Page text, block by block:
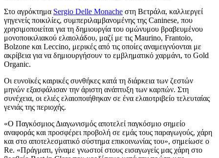
Στο αγρόκτημα Sergio Delle Monache στη Βετράλα, καλλιεργεί
γηγενείς ποικιλίες, συμπεριλαμβανομένης της Caninese, που
χρησιμοποιείται για τη δημιουργία του ομώνυμου βραβευμένου
μονοποικιλιακού ελαιολάδου, μαζί με τις Maurino, Frantoio,
Bolzone και Leccino, μερικές από τις οποίες αναμειγνύονται με
ακρίβεια για να δημιουργήσουν το εμβληματικό χαρμάνι, το Gold
Organic.
Οι ευνοϊκές καιρικές συνθήκες κατά τη διάρκεια των ζεστών
μηνών εξασφάλισαν την άριστη ανάπτυξη των καρπών. Στη
συνέχεια, οι ελιές ελαιοποιήθηκαν σε ένα ελαιοτριβείο τελευταίας
γενιάς της περιοχής.
«Ο Παγκόσμιος Διαγωνισμός αποτελεί παγκόσμιο σημείο
αναφοράς και προσφέρει προβολή σε εμάς τους παραγωγούς, χάρη
και στο αποτελεσματικό σύστημα επικοινωνίας του», σημείωσε ο
Re. «Πράγματι, γίναμε γνωστοί στους εισαγωγείς μας χάρη στο